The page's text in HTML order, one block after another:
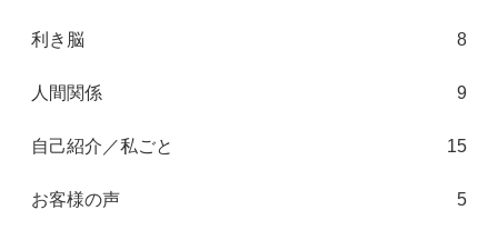
利き脳 8
人間関係 9
自己紹介／私ごと 15
お客様の声 5